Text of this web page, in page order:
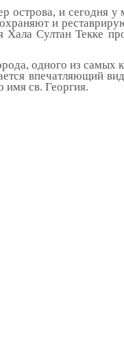
острова, и сегодня у
и
Хала Султан Текке
одного из самых
впечатляющий
имя св. Георгия.